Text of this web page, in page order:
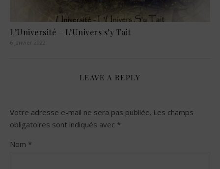
L’Université – L’Univers s’y Tait
6 janvier 2022
LEAVE A REPLY
Votre adresse e-mail ne sera pas publiée. Les champs
obligatoires sont indiqués avec *
Nom *